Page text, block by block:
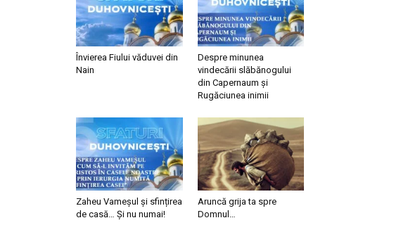
Învierea Fiului văduvei din
Nain
Despre minunea
vindecării slăbănogului
din Capernaum și
Rugăciunea inimii
Zaheu Vameșul și sfințirea
de casă… Și nu numai!
Aruncă grija ta spre
Domnul…